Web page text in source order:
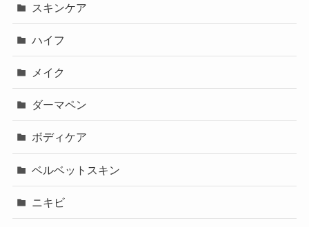
スキンケア
ハイフ
メイク
ダーマペン
ボディケア
ベルベットスキン
ニキビ